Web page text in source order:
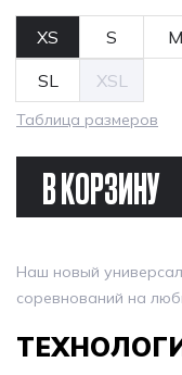
Таблица размеров
В КОРЗИНУ
XS S M
SL
XSL
Наш новый
соревнований на